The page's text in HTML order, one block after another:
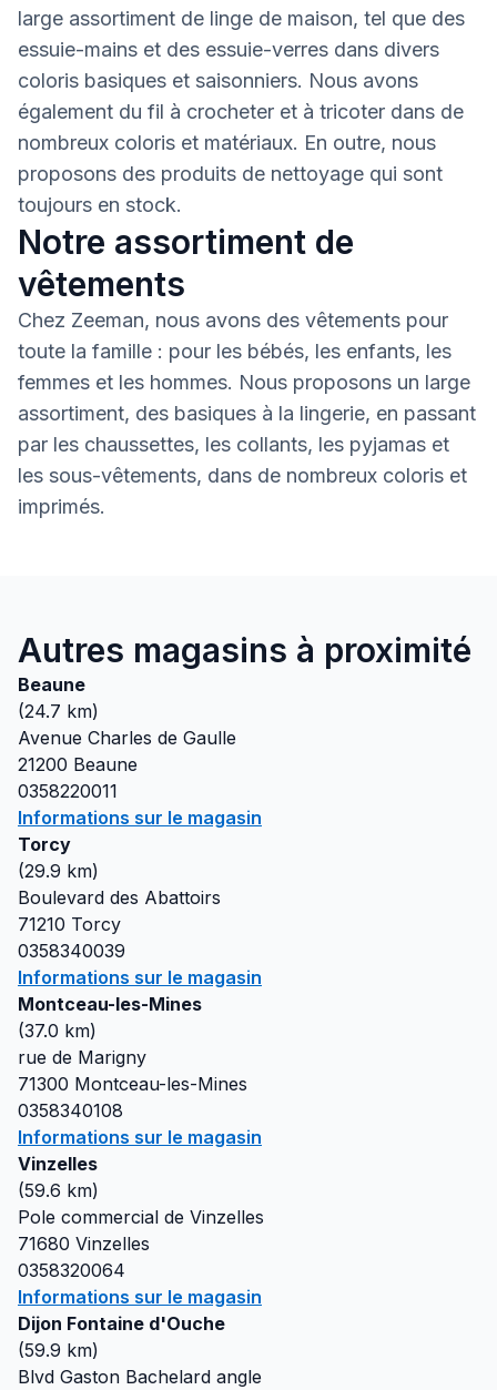
large assortiment de linge de maison, tel que des
essuie-mains et des essuie-verres dans divers
coloris basiques et saisonniers. Nous avons
également du fil à crocheter et à tricoter dans de
nombreux coloris et matériaux. En outre, nous
proposons des produits de nettoyage qui sont
toujours en stock.
Notre assortiment de
vêtements
Chez Zeeman, nous avons des vêtements pour
toute la famille : pour les bébés, les enfants, les
femmes et les hommes. Nous proposons un large
assortiment, des basiques à la lingerie, en passant
par les chaussettes, les collants, les pyjamas et
les sous-vêtements, dans de nombreux coloris et
imprimés.
Autres magasins à proximité
Beaune
(24.7 km)
Avenue Charles de Gaulle
21200 Beaune
0358220011
Informations sur le magasin
Torcy
(29.9 km)
Boulevard des Abattoirs
71210 Torcy
0358340039
Informations sur le magasin
Montceau-les-Mines
(37.0 km)
rue de Marigny
71300 Montceau-les-Mines
0358340108
Informations sur le magasin
Vinzelles
(59.6 km)
Pole commercial de Vinzelles
71680 Vinzelles
0358320064
Informations sur le magasin
Dijon Fontaine d'Ouche
(59.9 km)
Blvd Gaston Bachelard angle